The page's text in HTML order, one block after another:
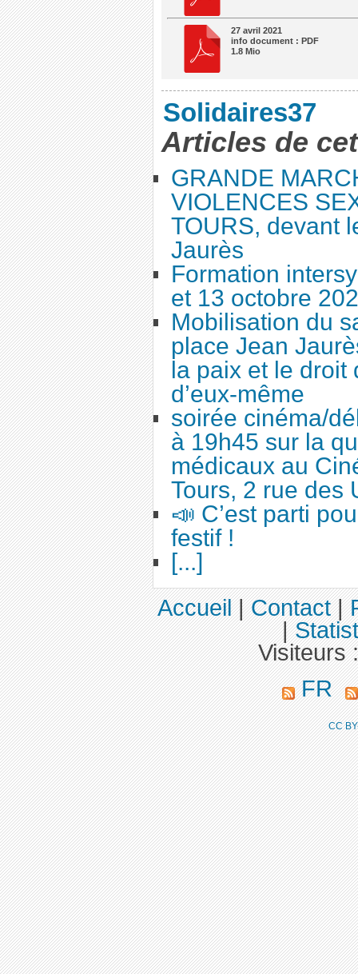
27 avril 2021
info document : PDF
1.8 Mio
Solidaires37
Articles de
GRANDE
VIOLENCES
TOURS, devant
Jaurès
Formation
et 13 octobre
Mobilisation du
place Jean
la paix et le droit
d’eux-même
soirée cinéma/
à 19h45 sur la
médicaux au
Tours, 2 rue des
📣 C’est parti
festif !
[...]
Accueil|Contact|
|
Visiteurs
FR
CC